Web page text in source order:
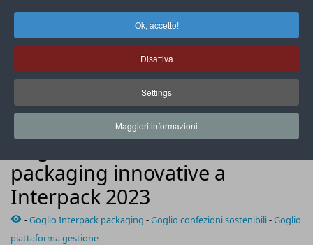
Ok, accetto!
Disattiva
Settings
Maggiori informazioni
Lo stand di Goglio a Interpack 2023
Goglio: tante soluzioni
packaging innovative a
Interpack 2023
-Goglio Interpack packaging -Goglio confezioni sostenibili-Goglio
piattaforma gestione